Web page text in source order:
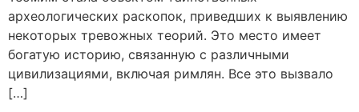
археологических раскопок, приведших к выявлению
некоторых тревожных теорий. Это место имеет
богатую историю, связанную с различными
цивилизациями, включая римлян. Все это вызвало
[…]